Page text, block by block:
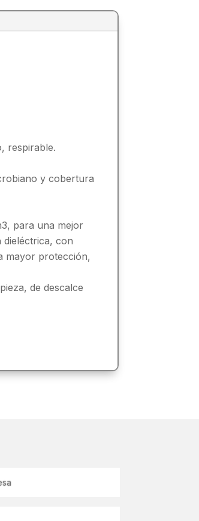
respirable.
y cobertura
para una mejor
con
mayor protección,
de descalce